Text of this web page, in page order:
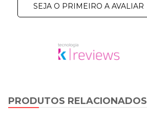
SEJA O PRIMEIRO A AVALIAR
PRODUTOS RELACIONADOS